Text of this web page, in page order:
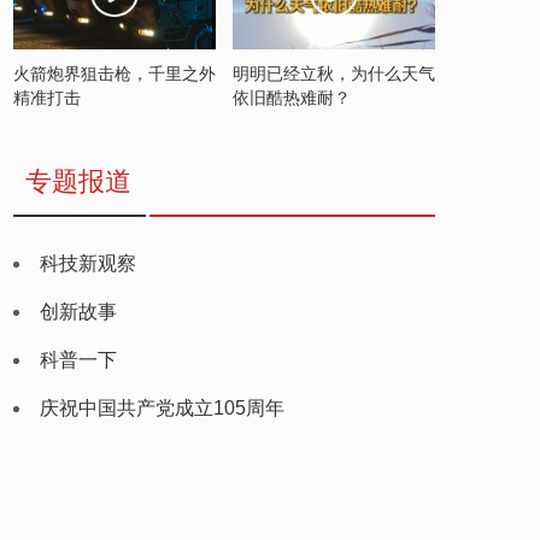
火箭炮界狙击枪，千里之外
精准打击
明明已经立秋，为什么天气
依旧酷热难耐？
专题报道
科技新观察
创新故事
科普一下
庆祝中国共产党成立105周年